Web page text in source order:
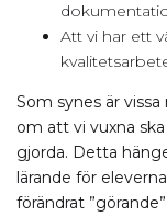
Att vi har ett
Som synes är
om att vi vuxna
gjorda. Detta
lärande för
förändrat